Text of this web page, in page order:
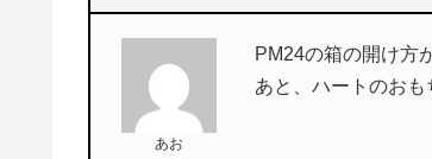
あお
PM24の箱の開け方
あと、ハートのおも